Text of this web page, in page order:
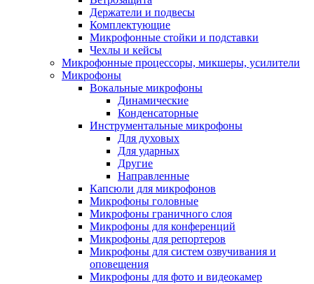
Держатели и подвесы
Комплектующие
Микрофонные стойки и подставки
Чехлы и кейсы
Микрофонные процессоры, микшеры, усилители
Микрофоны
Вокальные микрофоны
Динамические
Конденсаторные
Инструментальные микрофоны
Для духовых
Для ударных
Другие
Направленные
Капсюли для микрофонов
Микрофоны головные
Микрофоны граничного слоя
Микрофоны для конференций
Микрофоны для репортеров
Микрофоны для систем озвучивания и
оповещения
Микрофоны для фото и видеокамер